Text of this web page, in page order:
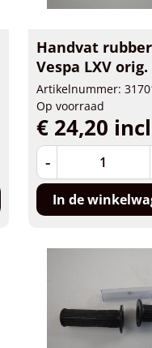
Handvat
Vespa LXV orig.
Artikelnummer:
Op voorraad
€ 24,20
-
In de